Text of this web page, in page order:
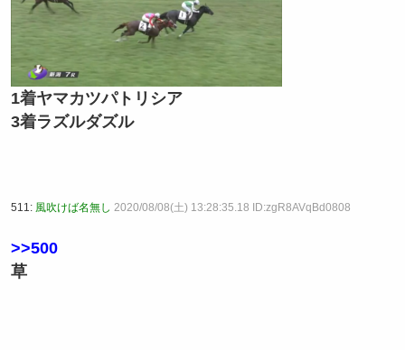
1着ヤマカツパトリシア
3着ラズルダズル
511: 風吹けば名無し 2020/08/08(土) 13:28:35.18 ID:zgR8AVqBd0808
>>500
草